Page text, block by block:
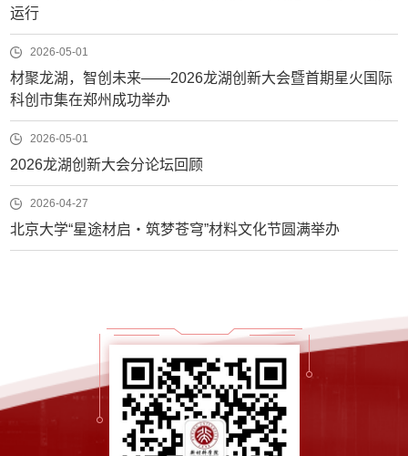
运行
2026-05-01
材聚龙湖，智创未来——2026龙湖创新大会暨首期星火国际
科创市集在郑州成功举办
2026-05-01
2026龙湖创新大会分论坛回顾
2026-04-27
北京大学“星途材启・筑梦苍穹”材料文化节圆满举办